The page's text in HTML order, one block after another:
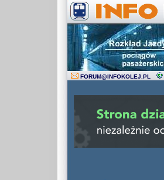
FORUM@INFOKOLEJ.PL